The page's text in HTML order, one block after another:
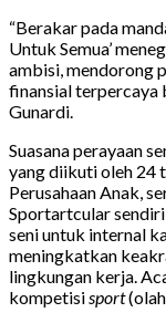
“Berakar pada
Untuk Semua’
ambisi, mendorong
finansial terpercaya
Gunardi.
Suasana perayaan
yang diikuti oleh 24
Perusahaan Anak,
Sportartcular
seni untuk internal
meningkatkan
lingkungan kerja.
kompetisisport